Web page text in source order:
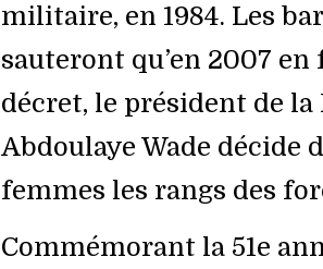
militaire, en 1984. Les
sauteront qu’en 2007
décret, le président de la
Abdoulaye Wade
femmes les rangs des
Commémorant la 51e